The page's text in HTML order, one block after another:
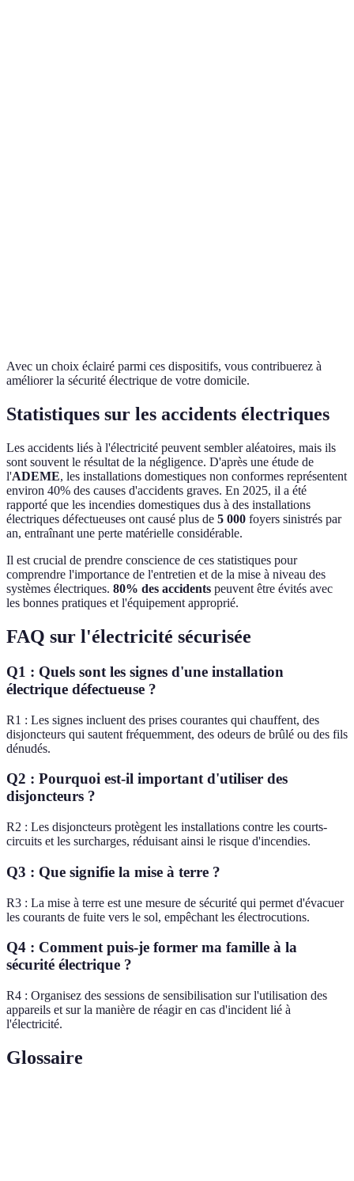
Avec un choix éclairé parmi ces dispositifs, vous contribuerez à
améliorer la sécurité électrique de votre domicile.
Statistiques sur les accidents électriques
Les accidents liés à l'électricité peuvent sembler aléatoires, mais ils
sont souvent le résultat de la négligence. D'après une étude de
l'ADEME, les installations domestiques non conformes représentent
environ 40% des causes d'accidents graves. En 2025, il a été
rapporté que les incendies domestiques dus à des installations
électriques défectueuses ont causé plus de 5 000 foyers sinistrés par
an, entraînant une perte matérielle considérable.
Il est crucial de prendre conscience de ces statistiques pour
comprendre l'importance de l'entretien et de la mise à niveau des
systèmes électriques. 80% des accidents peuvent être évités avec
les bonnes pratiques et l'équipement approprié.
FAQ sur l'électricité sécurisée
Q1 : Quels sont les signes d'une installation
électrique défectueuse ?
R1 : Les signes incluent des prises courantes qui chauffent, des
disjoncteurs qui sautent fréquemment, des odeurs de brûlé ou des fils
dénudés.
Q2 : Pourquoi est-il important d'utiliser des
disjoncteurs ?
R2 : Les disjoncteurs protègent les installations contre les courts-
circuits et les surcharges, réduisant ainsi le risque d'incendies.
Q3 : Que signifie la mise à terre ?
R3 : La mise à terre est une mesure de sécurité qui permet d'évacuer
les courants de fuite vers le sol, empêchant les électrocutions.
Q4 : Comment puis-je former ma famille à la
sécurité électrique ?
R4 : Organisez des sessions de sensibilisation sur l'utilisation des
appareils et sur la manière de réagir en cas d'incident lié à
l'électricité.
Glossaire